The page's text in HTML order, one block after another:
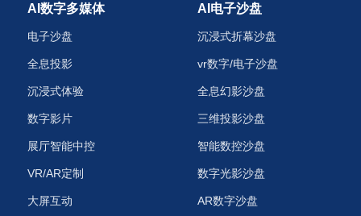
AI数字多媒体
电子沙盘
全息投影
沉浸式体验
数字影片
展厅智能中控
VR/AR定制
大屏互动
AI电子沙盘
沉浸式折幕沙盘
vr数字/电子沙盘
全息幻影沙盘
三维投影沙盘
智能数控沙盘
数字光影沙盘
AR数字沙盘